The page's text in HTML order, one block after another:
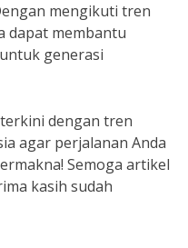
mengikuti tren
dapat membantu
generasi
dengan tren
agar perjalanan Anda
Semoga artikel
kasih sudah